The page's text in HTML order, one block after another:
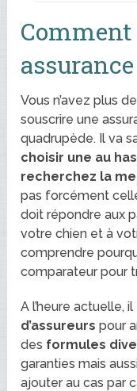
Vous n’avez plus
souscrire une
quadrupède. Il va
choisir une au
recherchez la
pas forcément
doit répondre aux
votre chien et à
comprendre
comparateur pour
A l’heure actuelle,
d’assureurs pour
des formules
garanties mais
ajouter au cas par